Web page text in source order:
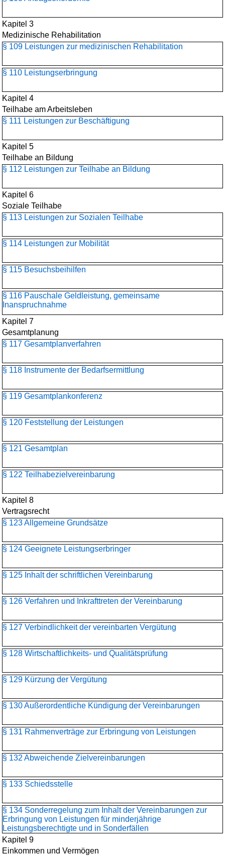
Kapitel 3
Medizinische Rehabilitation
§ 109 Leistungen zur medizinischen Rehabilitation
§ 110 Leistungserbringung
Kapitel 4
Teilhabe am Arbeitsleben
§ 111 Leistungen zur Beschäftigung
Kapitel 5
Teilhabe an Bildung
§ 112 Leistungen zur Teilhabe an Bildung
Kapitel 6
Soziale Teilhabe
§ 113 Leistungen zur Sozialen Teilhabe
§ 114 Leistungen zur Mobilität
§ 115 Besuchsbeihilfen
§ 116 Pauschale Geldleistung, gemeinsame
Inanspruchnahme
Kapitel 7
Gesamtplanung
§ 117 Gesamtplanverfahren
§ 118 Instrumente der Bedarfsermittlung
§ 119 Gesamtplankonferenz
§ 120 Feststellung der Leistungen
§ 121 Gesamtplan
§ 122 Teilhabezielvereinbarung
Kapitel 8
Vertragsrecht
§ 123 Allgemeine Grundsätze
§ 124 Geeignete Leistungserbringer
§ 125 Inhalt der schriftlichen Vereinbarung
§ 126 Verfahren und Inkrafttreten der Vereinbarung
§ 127 Verbindlichkeit der vereinbarten Vergütung
§ 128 Wirtschaftlichkeits- und Qualitätsprüfung
§ 129 Kürzung der Vergütung
§ 130 Außerordentliche Kündigung der Vereinbarungen
§ 131 Rahmenverträge zur Erbringung von Leistungen
§ 132 Abweichende Zielvereinbarungen
§ 133 Schiedsstelle
§ 134 Sonderregelung zum Inhalt der Vereinbarungen zur
Erbringung von Leistungen für minderjährige
Leistungsberechtigte und in Sonderfällen
Kapitel 9
Einkommen und Vermögen